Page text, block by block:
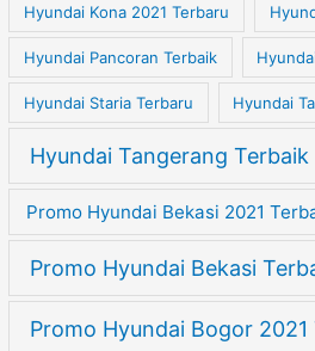
Hyundai Kona 2021 Terbaru
Hyundai Pancoran Terbaik
Hyundai Staria Terbaru Hyundai
Hyundai Tangerang Terbaik
Promo Hyundai Bekasi 2021
Promo Hyundai Bekasi
Promo Hyundai Bogor 2021